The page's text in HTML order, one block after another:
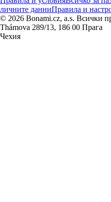
личните данниПравила и
© 2026 Bonami.cz, a.s. Всички
Thámova 289/13, 186 00 Прага
Чехия